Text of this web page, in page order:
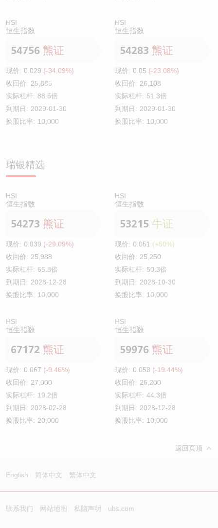
HSI
恒生指数
54756 熊证
现价: 0.029 (-34.09%)
收回价: 25,885
实际杠杆: 88.5倍
到期日: 2029-01-30
换股比率: 10,000
HSI
恒生指数
54283 熊证
现价: 0.05 (-23.08%)
收回价: 26,108
实际杠杆: 51.3倍
到期日: 2029-01-30
换股比率: 10,000
瑞银精选
HSI
恒生指数
54273 熊证
现价: 0.039 (-29.09%)
收回价: 25,988
实际杠杆: 65.8倍
到期日: 2028-12-28
换股比率: 10,000
HSI
恒生指数
53215 牛证
现价: 0.051 (+50%)
收回价: 25,250
实际杠杆: 50.3倍
到期日: 2028-10-30
换股比率: 10,000
HSI
恒生指数
67172 熊证
现价: 0.067 (-9.46%)
收回价: 27,000
实际杠杆: 19.2倍
到期日: 2028-02-28
换股比率: 20,000
HSI
恒生指数
59976 熊证
现价: 0.058 (-19.44%)
收回价: 26,200
实际杠杆: 44.3倍
到期日: 2028-12-28
换股比率: 10,000
返回页顶
English 简体中文 繁体中文
联系我们 网站地图 私隐声明 ubs.com